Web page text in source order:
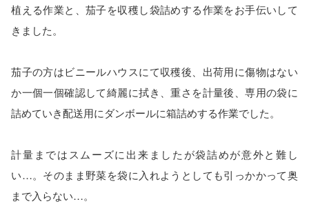
植える作業と、茄子を収穫し袋詰めする作業をお手伝いして
きました。
茄子の方はビニールハウスにて収穫後、出荷用に傷物はない
か一個一個確認して綺麗に拭き、重さを計量後、専用の袋に
詰めていき配送用にダンボールに箱詰めする作業でした。
計量まではスムーズに出来ましたが袋詰めが意外と難し
い…。そのまま野菜を袋に入れようとしても引っかかって奥
まで入らない…。